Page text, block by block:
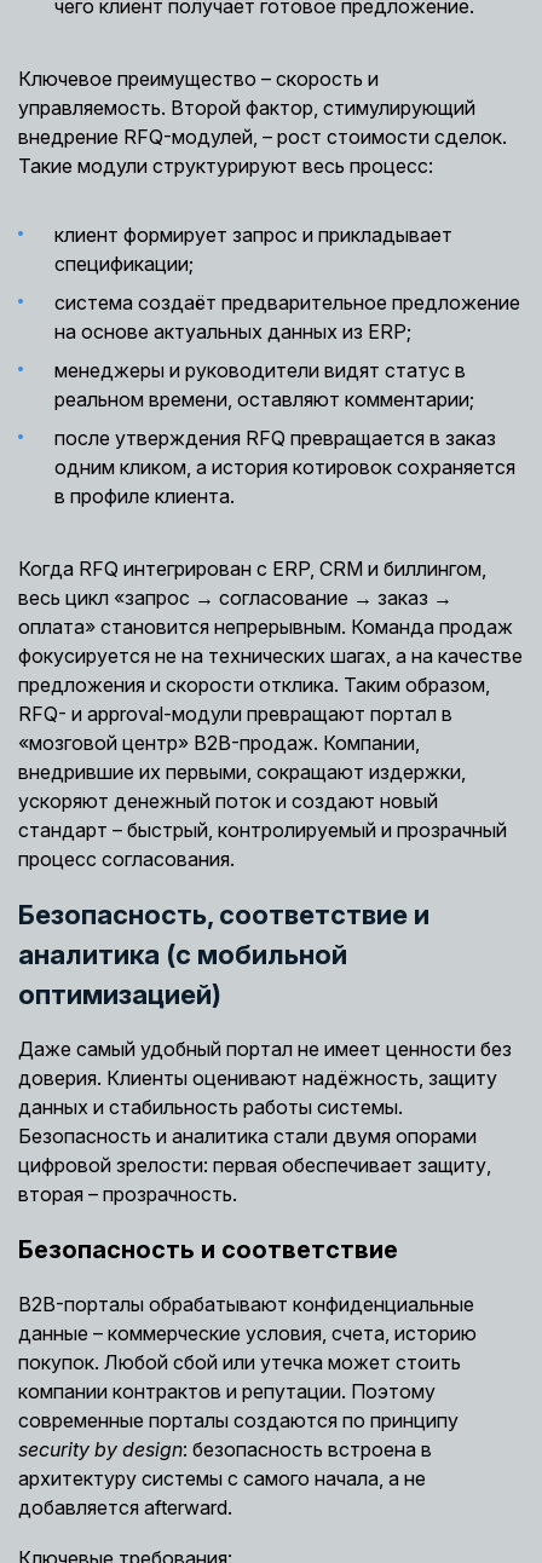
чего клиент получает готовое предложение.
Ключевое преимущество – скорость и
управляемость. Второй фактор, стимулирующий
внедрение RFQ-модулей, – рост стоимости сделок.
Такие модули структурируют весь процесс:
клиент формирует запрос и прикладывает
спецификации;
система создаёт предварительное предложение
на основе актуальных данных из ERP;
менеджеры и руководители видят статус в
реальном времени, оставляют комментарии;
после утверждения RFQ превращается в заказ
одним кликом, а история котировок сохраняется
в профиле клиента.
Когда RFQ интегрирован с ERP, CRM и биллингом,
весь цикл «запрос → согласование → заказ →
оплата» становится непрерывным. Команда продаж
фокусируется не на технических шагах, а на качестве
предложения и скорости отклика. Таким образом,
RFQ- и approval-модули превращают портал в
«мозговой центр» B2B-продаж. Компании,
внедрившие их первыми, сокращают издержки,
ускоряют денежный поток и создают новый
стандарт – быстрый, контролируемый и прозрачный
процесс согласования.
Безопасность, соответствие и
аналитика (с мобильной
оптимизацией)
Даже самый удобный портал не имеет ценности без
доверия. Клиенты оценивают надёжность, защиту
данных и стабильность работы системы.
Безопасность и аналитика стали двумя опорами
цифровой зрелости: первая обеспечивает защиту,
вторая – прозрачность.
Безопасность и соответствие
B2B-порталы обрабатывают конфиденциальные
данные – коммерческие условия, счета, историю
покупок. Любой сбой или утечка может стоить
компании контрактов и репутации. Поэтому
современные порталы создаются по принципу
security by design: безопасность встроена в
архитектуру системы с самого начала, а не
добавляется afterward.
Ключевые требования: